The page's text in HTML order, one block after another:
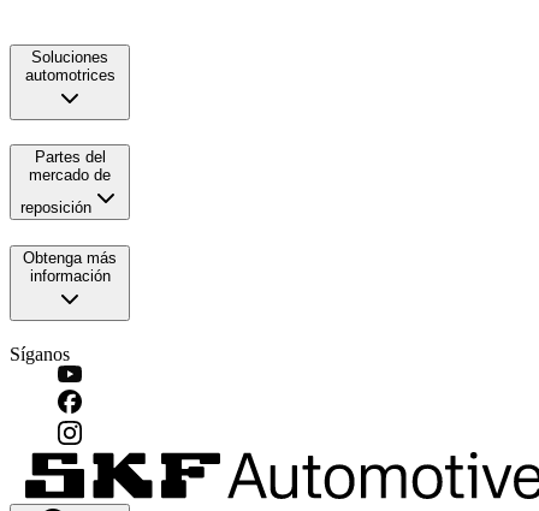
Soluciones
automotrices
Partes del
mercado de
reposición
Obtenga más
información
Síganos